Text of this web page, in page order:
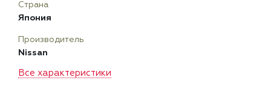
Все характеристики
Страна
Япония
Производитель
Nissan